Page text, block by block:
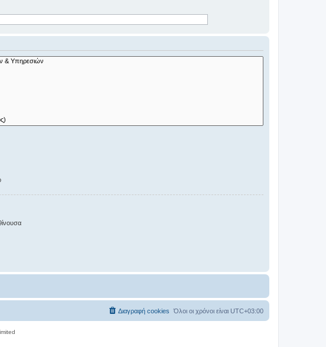
Όλοι οι χρόνοι είναι UTC+03:00
Διαγραφή cookies